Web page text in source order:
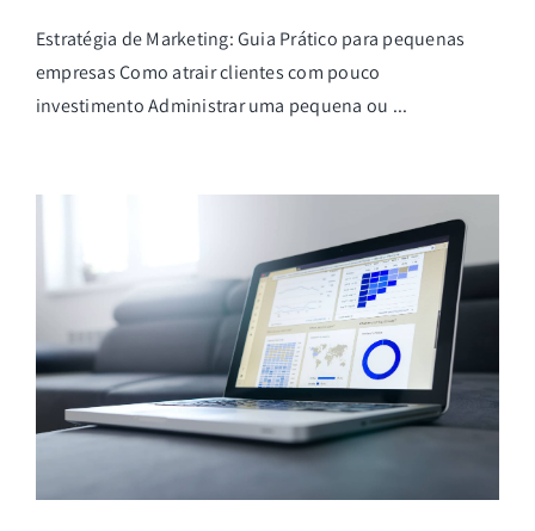
Estratégia de Marketing: Guia Prático para pequenas
empresas Como atrair clientes com pouco
investimento Administrar uma pequena ou ...